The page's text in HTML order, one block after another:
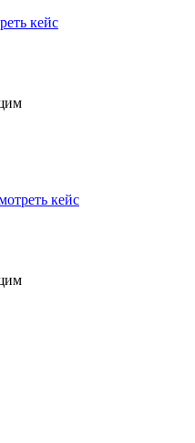
кейс
кейс